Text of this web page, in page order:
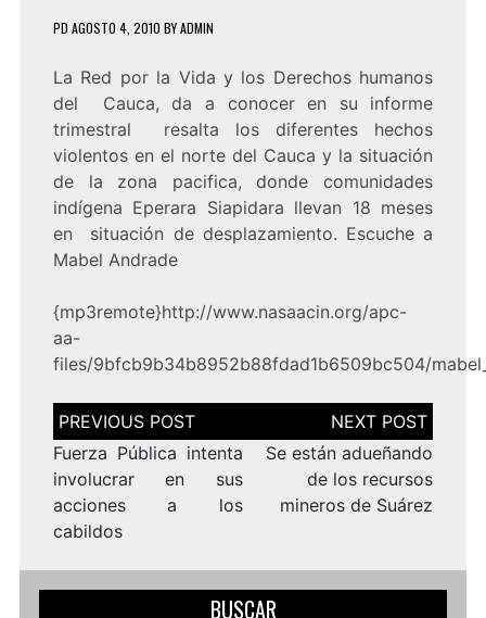
PD AGOSTO 4, 2010 BYADMIN
La Red por la Vida y los Derechos humanos
del Cauca, da a conocer en su informe
trimestral resalta los diferentes hechos
violentos en el norte del Cauca y la situación
de la zona pacifica, donde comunidades
indígena Eperara Siapidara llevan 18 meses
en situación de desplazamiento. Escuche a
Mabel Andrade
{mp3remote}http://www.nasaacin.org/apc-
aa-
files/9bfcb9b34b8952b88fdad1b6509bc504/
Navegación
de
entradas
Fuerza Pública intenta
involucrar en sus
acciones a los
cabildos
Se están adueñando
de los recursos
mineros de Suárez
BUSCAR